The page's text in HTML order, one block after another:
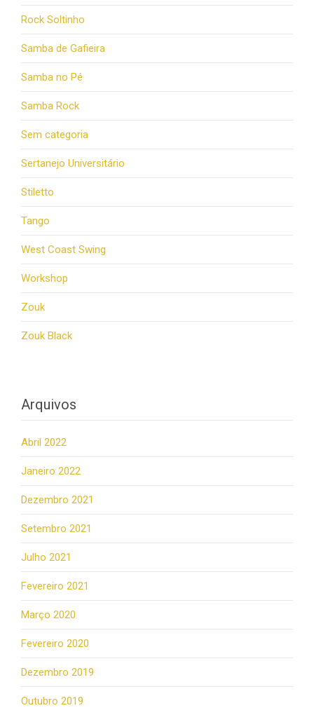
Rock Soltinho
Samba de Gafieira
Samba no Pé
Samba Rock
Sem categoria
Sertanejo Universitário
Stiletto
Tango
West Coast Swing
Workshop
Zouk
Zouk Black
Arquivos
Abril 2022
Janeiro 2022
Dezembro 2021
Setembro 2021
Julho 2021
Fevereiro 2021
Março 2020
Fevereiro 2020
Dezembro 2019
Outubro 2019